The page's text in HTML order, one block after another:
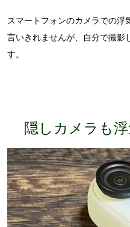
スマートフォンのカメラでの浮
言いきれませんが、自分で撮影
す。
隠しカメラも